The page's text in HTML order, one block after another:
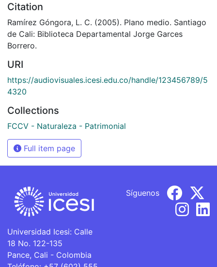
Citation
Ramírez Góngora, L. C. (2005). Plano medio. Santiago
de Cali: Biblioteca Departamental Jorge Garces
Borrero.
URI
https://audiovisuales.icesi.edu.co/handle/123456789/5
4320
Collections
FCCV - Naturaleza - Patrimonial
Full item page
Universidad Icesi: Calle
18 No. 122-135
Pance, Cali - Colombia
Síguenos